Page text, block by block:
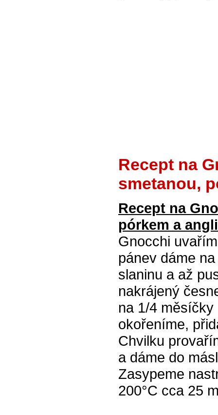
Recept na
smetanou,
Recept na
pórkem a
Gnocchi
pánev dáme
slaninu a až
nakrájený
na 1/4
okořeníme,
Chvilku
a dáme do
Zasypeme
200°C cca 25